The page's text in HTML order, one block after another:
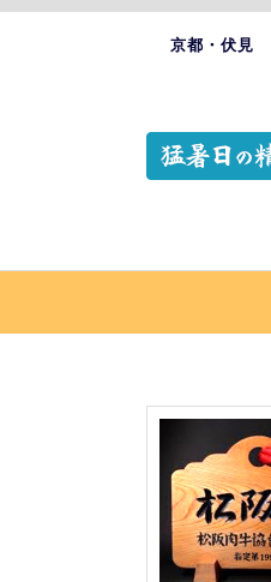
京都・伏見